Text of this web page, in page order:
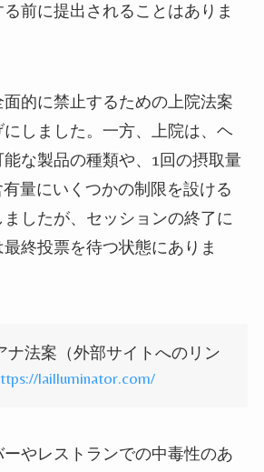
前に提出されることはありま
的に禁止するための上院法案
しました。一方、上院は、ヘ
な製品の種類や、1回の摂取量
量にいくつかの制限を設ける
したが、セッションの終了に
終投票を待つ状態にありま
ナ法案（外部サイトへのリン
lailluminator.com/
やレストランでの中毒性のあ